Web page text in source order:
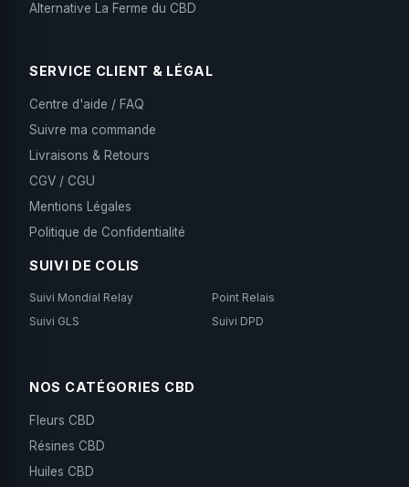
Alternative La Ferme du CBD
SERVICE CLIENT & LÉGAL
Centre d'aide / FAQ
Suivre ma commande
Livraisons & Retours
CGV / CGU
Mentions Légales
Politique de Confidentialité
SUIVI DE COLIS
Suivi Mondial Relay
Point Relais
Suivi GLS
Suivi DPD
NOS CATÉGORIES CBD
Fleurs CBD
Résines CBD
Huiles CBD